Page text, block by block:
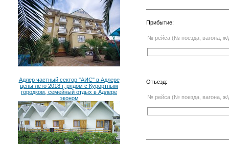
Адлер частный сектор "АИС" в Адлере
цены лето 2018 г, рядом с Курортным
городком, семейный отдых в Адлере
эконом
Прибытие:
№ рейса (№ поезда, вагона, ж/
Отъезд:
№ рейса (№ поезда, вагона, ж/